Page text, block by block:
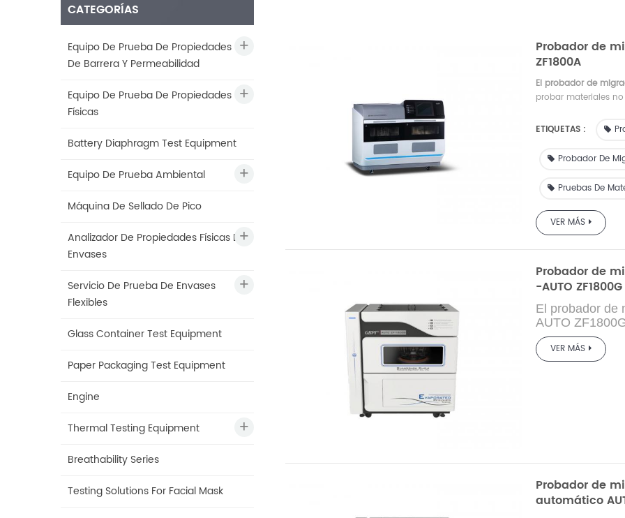
CATEGORÍAS
Equipo De Prueba De Propiedades
De Barrera Y Permeabilidad
Equipo De Prueba De Propiedades
Físicas
Battery Diaphragm Test Equipment
Equipo De Prueba Ambiental
Máquina De Sellado De Pico
Analizador De Propiedades Físicas De
Envases
Servicio De Prueba De Envases
Flexibles
Glass Container Test Equipment
Paper Packaging Test Equipment
Engine
Thermal Testing Equipment
Breathability Series
Testing Solutions For Facial Mask
Probador de
ZF1800A
El probador de
probar materiales
ETIQUETAS :
Probador De
Pruebas De
VER MÁS
Probador de
-AUTO ZF1800G
El probador de
AUTO
evaporación
enfriamiento y
de prueba
elementos de
total de
VER MÁS
Probador de
automático